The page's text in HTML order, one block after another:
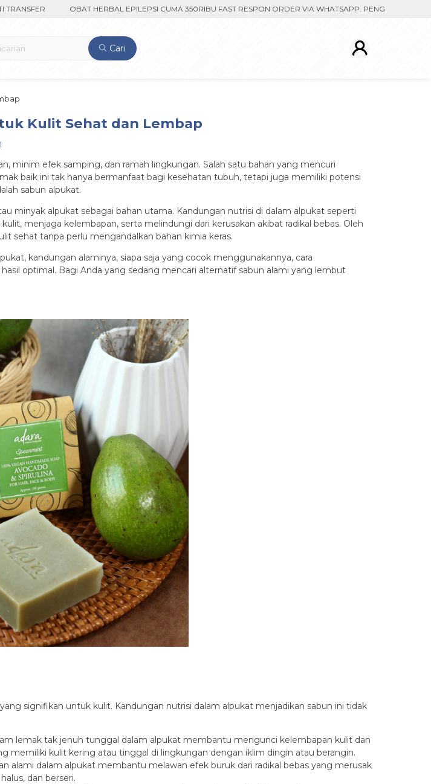
OBAT HERBAL EPILEPSI CUMA 350RIBU FAST RESPON ORDER VIA WHATSAPP. PENGIRIMAN DIPROSES
Cari
Kulit Sehat dan Lembap
minim efek samping, dan ramah lingkungan. Salah satu bahan yang mencuri
baik ini tak hanya bermanfaat bagi kesehatan tubuh, tetapi juga memiliki potensi
sabun alpukat.
minyak alpukat sebagai bahan utama. Kandungan nutrisi di dalam alpukat seperti
menjaga kelembapan, serta melindungi dari kerusakan akibat radikal bebas. Oleh
sehat tanpa perlu mengandalkan bahan kimia keras.
kandungan alaminya, siapa saja yang cocok menggunakannya, cara
optimal. Bagi Anda yang sedang mencari alternatif sabun alami yang lembut
signifikan untuk kulit. Kandungan nutrisi dalam alpukat menjadikan sabun ini tidak
lemak tak jenuh tunggal dalam alpukat membantu mengunci kelembapan kulit dan
memiliki kulit kering atau tinggal di lingkungan dengan iklim dingin atau berangin.
alami dalam alpukat membantu melawan efek buruk dari radikal bebas yang merusak
dan berseri.